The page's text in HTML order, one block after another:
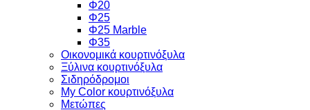
Φ20
Φ25
Φ25 Marble
Φ35
Οικονομικά κουρτινόξυλα
Ξύλινα κουρτινόξυλα
Σιδηρόδρομοι
My Color κουρτινόξυλα
Μετώπες